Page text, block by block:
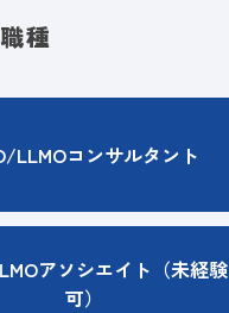
種
LLMOコンサルタント
アソシエイト（未経験
可）